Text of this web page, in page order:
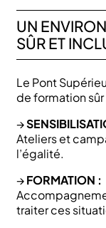
UN
SÛR ET
Le Pont
de formation
→
Ateliers et
l’égalité.
→FORMATION :
traiter ces